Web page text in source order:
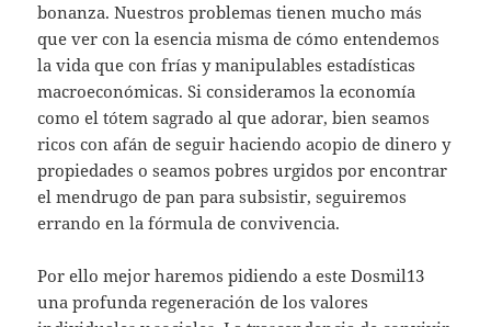
bonanza. Nuestros problemas tienen mucho más
que ver con la esencia misma de cómo entendemos
la vida que con frías y manipulables estadísticas
macroeconómicas. Si consideramos la economía
como el tótem sagrado al que adorar, bien seamos
ricos con afán de seguir haciendo acopio de dinero y
propiedades o seamos pobres urgidos por encontrar
el mendrugo de pan para subsistir, seguiremos
errando en la fórmula de convivencia.
Por ello mejor haremos pidiendo a este Dosmil13
una profunda regeneración de los valores